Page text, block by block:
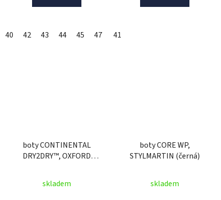
40 42 43 44 45 47 48
41
boty CONTINENTAL
DRY2DRY™, OXFORD
skladem
boty CORE WP,
STYLMARTIN (černá)
skladem